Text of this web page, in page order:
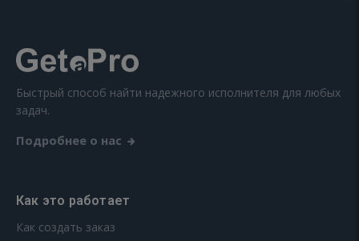
Быстрый способ найти надежного исполнителя для любых
задач.
Подробнее о нас
Как это работает
Как создать заказ